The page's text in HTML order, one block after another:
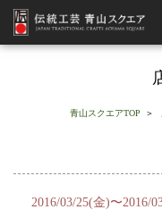
青山スクエアTOP
2016/03/25(金)〜2016/